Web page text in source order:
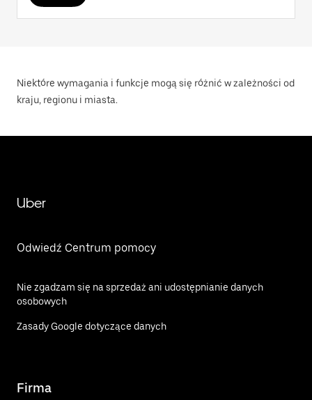
Niektóre wymagania i funkcje mogą się różnić w zależności od
kraju, regionu i miasta.
Uber
Odwiedź Centrum pomocy
Nie zgadzam się na sprzedaż ani udostępnianie danych
osobowych
Zasady Google dotyczące danych
Firma